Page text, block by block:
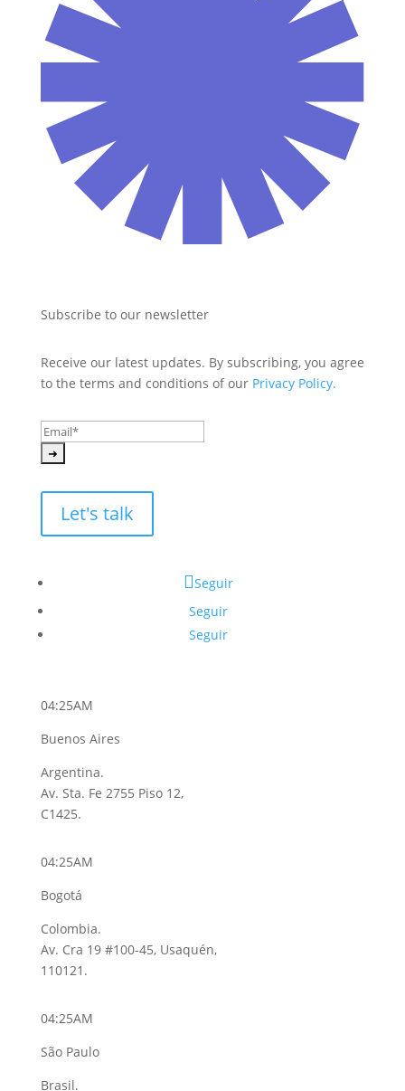
Subscribe to our newsletter
Receive our latest updates. By subscribing, you agree
to the terms and conditions of our Privacy Policy.
Let's talk
Seguir
Seguir
Seguir
04:25AM
Buenos Aires
Argentina.
Av. Sta. Fe 2755 Piso 12,
C1425.
04:25AM
Bogotá
Colombia.
Av. Cra 19 #100-45, Usaquén,
110121.
04:25AM
São Paulo
Brasil.